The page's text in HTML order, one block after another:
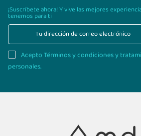
¡Suscríbete ahora! Y vive las mejores
tenemos para ti
Acepto Términos y condiciones y
personales.